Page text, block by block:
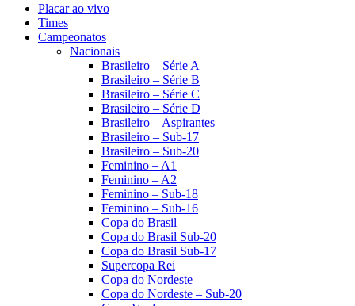
Placar ao vivo
Times
Campeonatos
Nacionais
Brasileiro – Série A
Brasileiro – Série B
Brasileiro – Série C
Brasileiro – Série D
Brasileiro – Aspirantes
Brasileiro – Sub-17
Brasileiro – Sub-20
Feminino – A1
Feminino – A2
Feminino – Sub-18
Feminino – Sub-16
Copa do Brasil
Copa do Brasil Sub-20
Copa do Brasil Sub-17
Supercopa Rei
Copa do Nordeste
Copa do Nordeste – Sub-20